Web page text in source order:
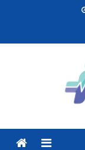
Menu